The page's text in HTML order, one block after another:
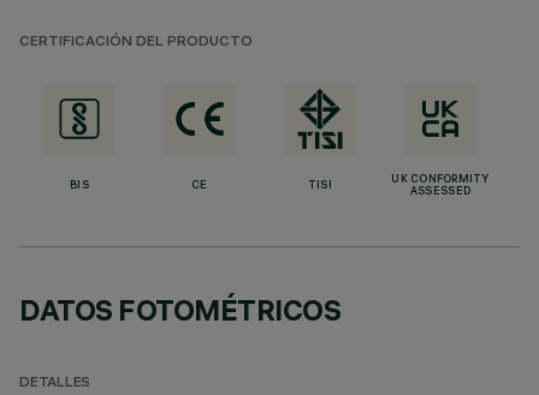
CERTIFICACIÓN DEL PRODUCTO
BIS CE TISI
UK CONFORMITY
ASSESSED
DATOS FOTOMÉTRICOS
DETALLES